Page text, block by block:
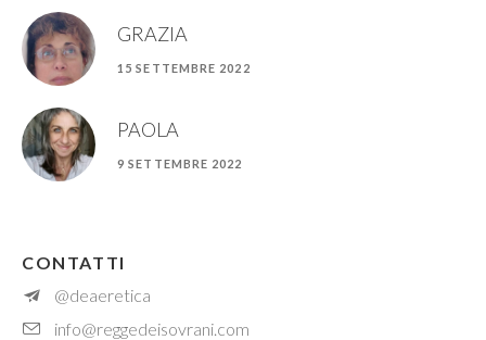
GRAZIA
15 SETTEMBRE 2022
PAOLA
9 SETTEMBRE 2022
CONTATTI
@deaeretica
info@reggedeisovrani.com